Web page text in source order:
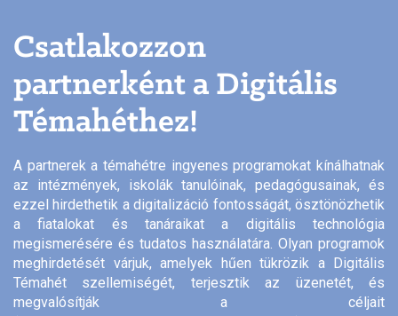
Csatlakozzon
partnerként a Digitális
Témahéthez!
A partnerek a témahétre ingyenes programokat kínálhatnak
az intézmények, iskolák tanulóinak, pedagógusainak, és
ezzel hirdethetik a digitalizáció fontosságát, ösztönözhetik
a fiatalokat és tanáraikat a digitális technológia
megismerésére és tudatos használatára. Olyan programok
meghirdetését várjuk, amelyek hűen tükrözik a Digitális
Témahét szellemiségét, terjesztik az üzenetét, és
megvalósítják a céljait